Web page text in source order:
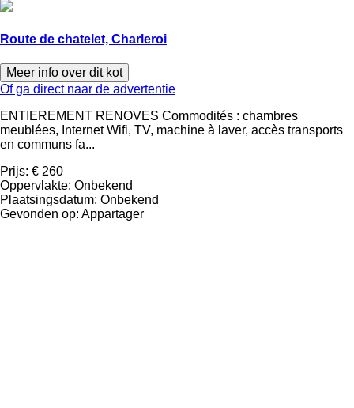
Route de chatelet, Charleroi
Meer info over dit kot
Of ga direct naar de advertentie
ENTIEREMENT RENOVES Commodités : chambres
meublées, Internet Wifi, TV, machine à laver, accès transports
en communs fa...
Prijs: € 260
Oppervlakte: Onbekend
Plaatsingsdatum: Onbekend
Gevonden op: Appartager